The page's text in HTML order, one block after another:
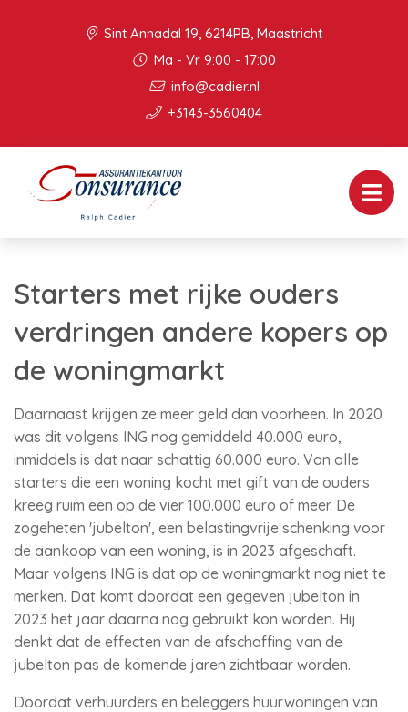
Sint Annadal 19, 6214PB, Maastricht
Ma - Vr 9:00 - 17:00
info@cadier.nl
+3143-3560404
Starters met rijke ouders
verdringen andere kopers op
de woningmarkt
Daarnaast krijgen ze meer geld dan voorheen. In 2020
was dit volgens ING nog gemiddeld 40.000 euro,
inmiddels is dat naar schattig 60.000 euro. Van alle
starters die een woning kocht met gift van de ouders
kreeg ruim een op de vier 100.000 euro of meer. De
zogeheten 'jubelton', een belastingvrije schenking voor
de aankoop van een woning, is in 2023 afgeschaft.
Maar volgens ING is dat op de woningmarkt nog niet te
merken. Dat komt doordat een gegeven jubelton in
2023 het jaar daarna nog gebruikt kon worden. Hij
denkt dat de effecten van de afschaffing van de
jubelton pas de komende jaren zichtbaar worden.
Doordat verhuurders en beleggers huurwoningen van